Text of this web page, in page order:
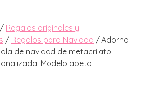
/ Regalos originales y
/ Regalos para Navidad / Adorno
de navidad de metacrilato
Modelo abeto